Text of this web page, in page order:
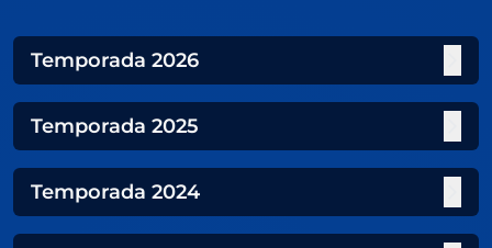
Temporada 2026
Temporada 2025
Temporada 2024